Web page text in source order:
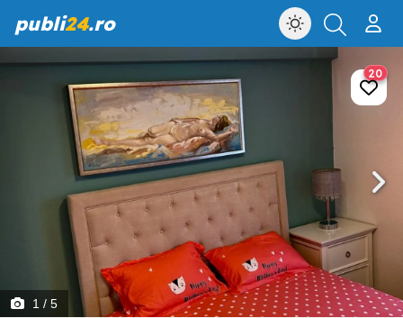
publi24.ro
1 / 5
20